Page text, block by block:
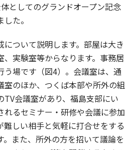
としてのグランドオープン記念
た。
ついて説明します。部屋は大き
、実験室等からなります。事務居
場です（図4）。会議室は、通
室のほか、つくば本部や所外の組
会議室があり、福島支部にい
れるセミナー・研修や会議に参加
難しい相手と気軽に打合せをする
また、所外の方を招いて議論を